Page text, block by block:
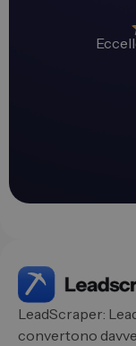
LeadScraper:
convertono